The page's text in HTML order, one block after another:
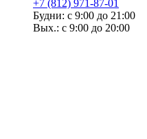
+7 (812) 971-87-01
Будни: с 9:00 до 21:00
Вых.: с 9:00 до 20:00